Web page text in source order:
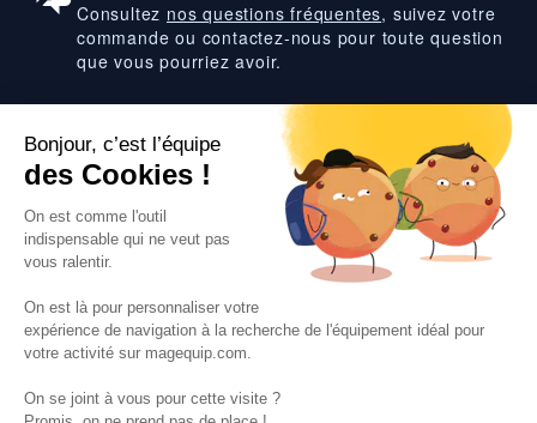
Consultez nos questions fréquentes, suivez votre
commande ou contactez-nous pour toute question
que vous pourriez avoir.
Suivez-nous
VOS SERVICES
VOS DEMANDES